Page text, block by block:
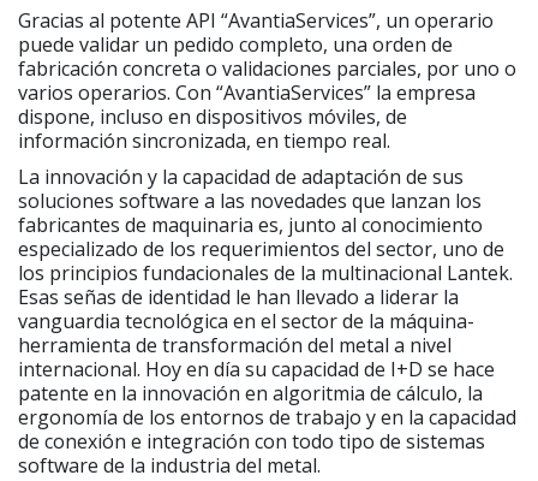
Gracias al potente API “AvantiaServices”, un operario
puede validar un pedido completo, una orden de
fabricación concreta o validaciones parciales, por uno o
varios operarios. Con “AvantiaServices” la empresa
dispone, incluso en dispositivos móviles, de
información sincronizada, en tiempo real.
La innovación y la capacidad de adaptación de sus
soluciones software a las novedades que lanzan los
fabricantes de maquinaria es, junto al conocimiento
especializado de los requerimientos del sector, uno de
los principios fundacionales de la multinacional Lantek.
Esas señas de identidad le han llevado a liderar la
vanguardia tecnológica en el sector de la máquina-
herramienta de transformación del metal a nivel
internacional. Hoy en día su capacidad de I+D se hace
patente en la innovación en algoritmia de cálculo, la
ergonomía de los entornos de trabajo y en la capacidad
de conexión e integración con todo tipo de sistemas
software de la industria del metal.